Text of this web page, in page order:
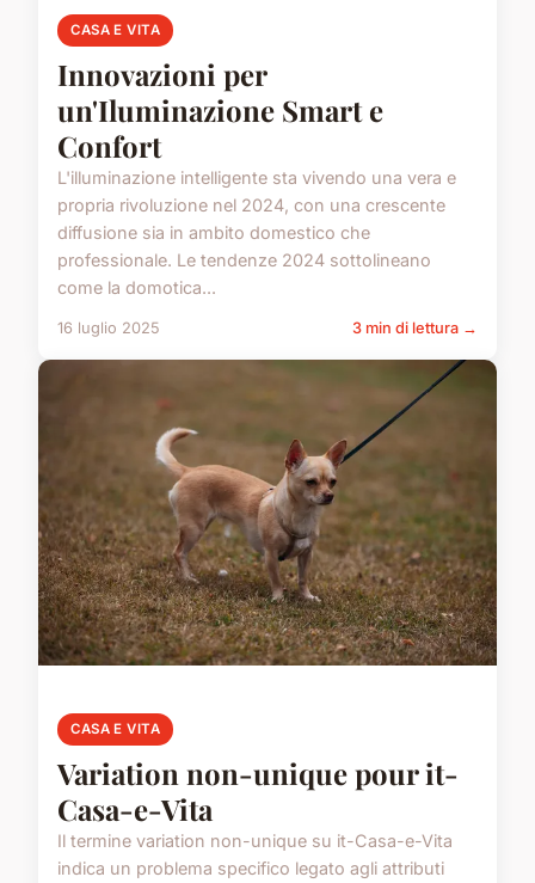
CASA E VITA
Innovazioni per
un'Iluminazione Smart e
Confort
L'illuminazione intelligente sta vivendo una vera e
propria rivoluzione nel 2024, con una crescente
diffusione sia in ambito domestico che
professionale. Le tendenze 2024 sottolineano
come la domotica...
16 luglio 2025 3 min di lettura →
CASA E VITA
Variation non-unique pour it-
Casa-e-Vita
Il termine variation non-unique su it-Casa-e-Vita
indica un problema specifico legato agli attributi